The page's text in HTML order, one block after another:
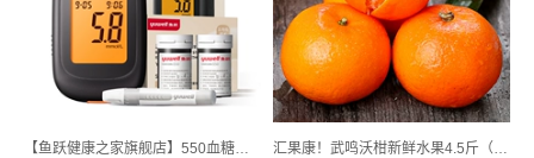
【鱼跃健康之家旗舰店】550血糖仪试纸条测试仪
汇果康！武鸣沃柑新鲜水果4.5斤（ 65mm+）